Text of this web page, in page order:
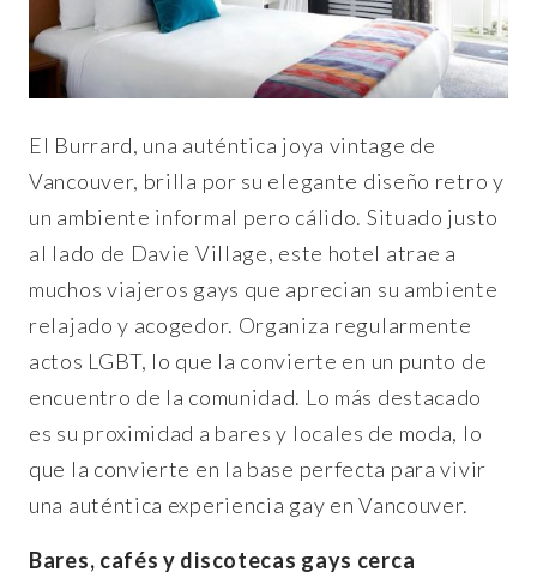
El Burrard, una auténtica joya vintage de
Vancouver, brilla por su elegante diseño retro y
un ambiente informal pero cálido. Situado justo
al lado de Davie Village, este hotel atrae a
muchos viajeros gays que aprecian su ambiente
relajado y acogedor. Organiza regularmente
actos LGBT, lo que la convierte en un punto de
encuentro de la comunidad. Lo más destacado
es su proximidad a bares y locales de moda, lo
que la convierte en la base perfecta para vivir
una auténtica experiencia gay en Vancouver.
Bares, cafés y discotecas gays cerca